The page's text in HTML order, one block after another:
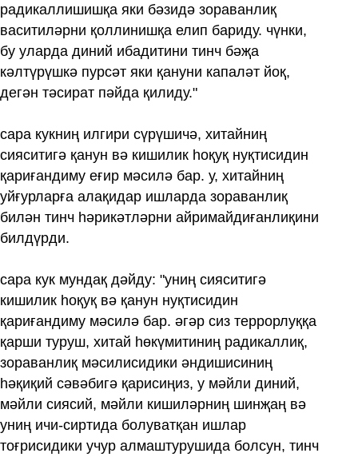
радикаллишишқа яки бәзидә зораванлиқ
васитиләрни қоллинишқа елип бариду. чүнки,
бу уларда диний ибадитини тинч бәҗа
кәлтүрүшкә пурсәт яки қануни капаләт йоқ,
дегән тәсират пәйда қилиду."
сара кукниң илгири сүрүшичә, хитайниң
сияситигә қанун вә кишилик һоқуқ нуқтисидин
қариғандиму еғир мәсилә бар. у, хитайниң
уйғурларға алақидар ишларда зораванлиқ
билән тинч һәрикәтләрни айримайдиғанлиқини
билдүрди.
сара кук мундақ дәйду: "униң сияситигә
кишилик һоқуқ вә қанун нуқтисидин
қариғандиму мәсилә бар. әгәр сиз террорлуққа
қарши туруш, хитай һөкүмитиниң радикаллиқ,
зораванлиқ мәсилисидики әндишисиниң
һәқиқий сәвәбигә қарисиңиз, у мәйли диний,
мәйли сиясий, мәйли кишиләрниң шинҗаң вә
униң ичи-сиртида болуватқан ишлар
тоғрисидики учур алмаштурушида болсун, тинч